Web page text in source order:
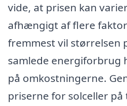
vide, at prisen kan
afhængigt af flere
fremmest vil størrelsen
samlede energiforbrug
på omkostningerne.
priserne for solceller på